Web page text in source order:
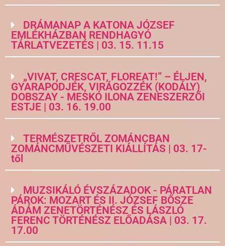
DRÁMANAP A KATONA JÓZSEF
EMLÉKHÁZBAN RENDHAGYÓ
TÁRLATVEZETÉS | 03. 15. 11.15
„VIVAT, CRESCAT, FLOREAT!” – ÉLJEN,
GYARAPODJÉK, VIRÁGOZZÉK (KODÁLY)
DOBSZAY - MESKÓ ILONA ZENESZERZŐI
ESTJE | 03. 16. 19.00
TERMÉSZETRŐL ZOMÁNCBAN
ZOMÁNCMŰVÉSZETI KIÁLLÍTÁS | 03. 17-
től
MUZSIKÁLÓ ÉVSZÁZADOK - PÁRATLAN
PÁROK: MOZART ÉS II. JÓZSEF BŐSZE
ÁDÁM ZENETÖRTÉNÉSZ ÉS LÁSZLÓ
FERENC TÖRTÉNÉSZ ELŐADÁSA | 03. 17.
17.00